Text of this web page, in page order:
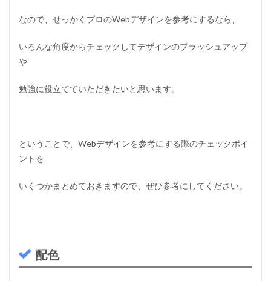
なので、せっかくプロのWebデザインを参考にするなら、
いろんな角度からチェックしてデザインのブラッシュアップ
や
勉強に役立てていただきたいと思います。
ということで、Webデザインを参考にする際のチェックポイ
ントを
いくつかまとめておきますので、ぜひ参考にしてください。
配色